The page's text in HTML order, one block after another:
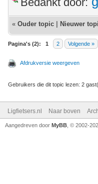
« Ouder topic Nieuwer
Pagina's (2): 1 2 Volgende »
Afdrukversie weergeven
Gebruikers die dit topic lezen: 2
Ligfietsers.nl Naar boven
Aangedreven door MyBB , © 2002-